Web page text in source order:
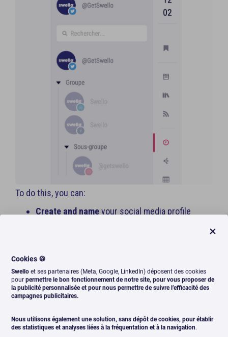
To do this, you can:
Create and nameyour social media profile
Search a social media profile
column of your Dashboard
Try Swello
Cookies 🍪
Swello et ses partenaires (Meta, Google, LinkedIn) déposent des cookies
pour permettre le bon fonctionnement de notre site, pour vous proposer de
la publicité personnalisée et pour nous permettre de suivre l’efficacité des
campagnes publicitaires.
Nous utilisons également une solution, sans dépôt de cookies, pour établir
des statistiques et analyses liées à la fréquentation et à la navigation.